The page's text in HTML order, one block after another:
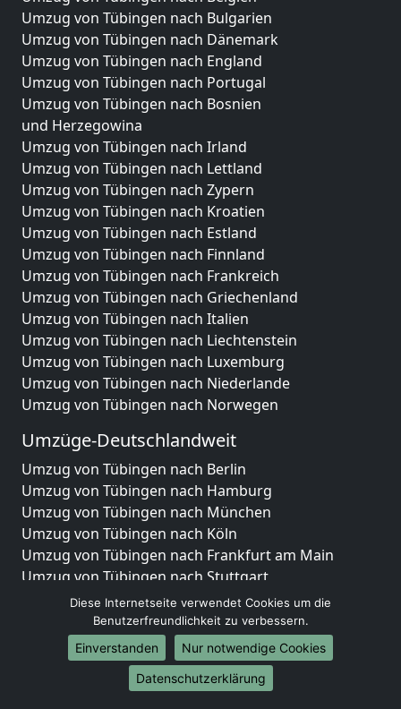
Umzug von Tübingen nach Bulgarien
Umzug von Tübingen nach Dänemark
Umzug von Tübingen nach England
Umzug von Tübingen nach Portugal
Umzug von Tübingen nach Bosnien
und Herzegowina
Umzug von Tübingen nach Irland
Umzug von Tübingen nach Lettland
Umzug von Tübingen nach Zypern
Umzug von Tübingen nach Kroatien
Umzug von Tübingen nach Estland
Umzug von Tübingen nach Finnland
Umzug von Tübingen nach Frankreich
Umzug von Tübingen nach Griechenland
Umzug von Tübingen nach Italien
Umzug von Tübingen nach Liechtenstein
Umzug von Tübingen nach Luxemburg
Umzug von Tübingen nach Niederlande
Umzug von Tübingen nach Norwegen
Umzüge-Deutschlandweit
Umzug von Tübingen nach Berlin
Umzug von Tübingen nach Hamburg
Umzug von Tübingen nach München
Umzug von Tübingen nach Köln
Umzug von Tübingen nach Frankfurt am Main
Umzug von Tübingen nach Stuttgart
Umzug von Tübingen nach Düsseldorf
Umzug von Tübingen nach Leipzig
Umzug von Tübingen nach Dortmund
Umzug von Tübingen nach Essen
Umzug von Tübingen nach Bremen
Diese Internetseite verwendet Cookies um die
Benutzerfreundlichkeit zu verbessern.
Einverstanden
Nur notwendige Cookies
Datenschutzerklärung